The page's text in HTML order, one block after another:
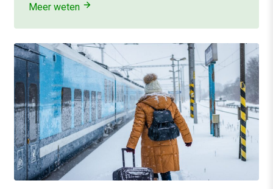
Meer weten